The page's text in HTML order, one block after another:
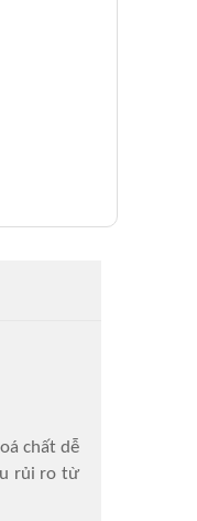
chất dễ
rủi ro từ